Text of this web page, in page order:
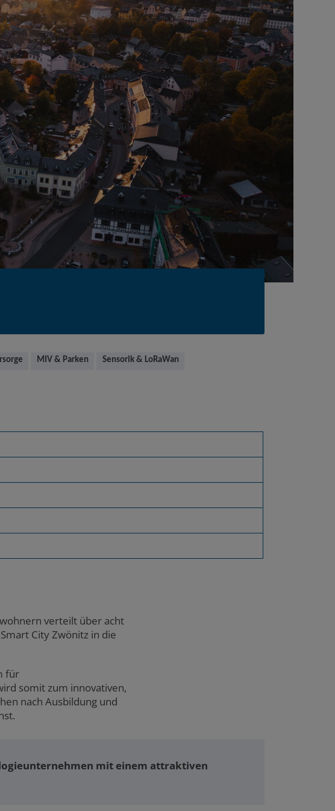
MIV & Parken Sensorik & LoRaWan
verteilt über acht
City Zwönitz in die
für
somit zum innovativen,
nach Ausbildung und
mit einem attraktiven